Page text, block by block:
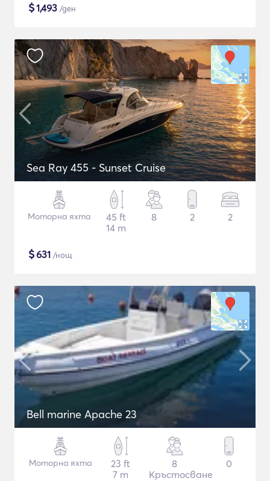
$1,493 /ден
Sea Ray 455 - Sunset Cruise
Моторна яхта
45 ft
14 m
8 2 2
$631 /нощ
Bell marine Apache 23
Моторна яхта
23 ft
7 m
8
Кръстосване
0